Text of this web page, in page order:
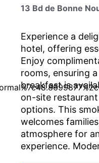
13 Bd de Bonne
Experience a
hotel, offering
Enjoy
rooms, ensuring
breakfast is
on-site
options. This
welcomes
atmosphere for
experience.